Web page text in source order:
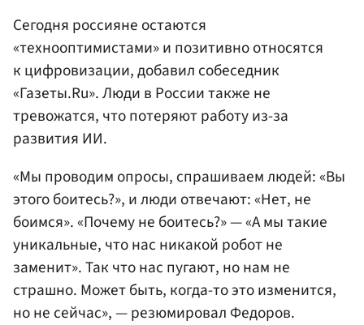
Сегодня россияне остаются
«технооптимистами» и позитивно относятся
к цифровизации, добавил собеседник
«Газеты.Ru». Люди в России также не
тревожатся, что потеряют работу из-за
развития ИИ.
«Мы проводим опросы, спрашиваем людей: «Вы
этого боитесь?», и люди отвечают: «Нет, не
боимся». «Почему не боитесь?» — «А мы такие
уникальные, что нас никакой робот не
заменит». Так что нас пугают, но нам не
страшно. Может быть, когда-то это изменится,
но не сейчас», — резюмировал Федоров.